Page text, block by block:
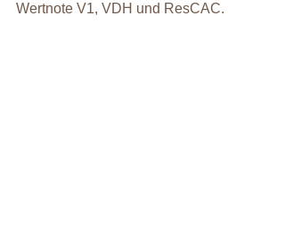
Wertnote V1, VDH und ResCAC.